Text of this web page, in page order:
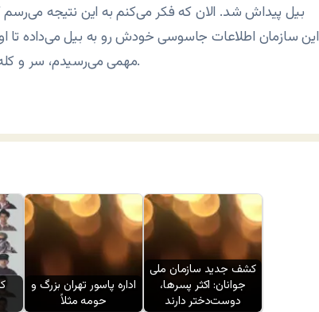
بیل پیداش شد. الان که فکر می‌کنم به این نتیجه می‌رسم
این سازمان اطلاعات جاسوسی خودش رو به بیل می‌داده تا
مهمی‌ می‌رسیدم، سر و کله بیل پیدا می‌شد. احتمالاً آمار منو سیا بهش می‌داده.
اداره پاسور تهران بزرگ و
حومه مثلاً
کشف جدید سازمان ملی
جوانان: اکثر پسرها،
دوست‌دختر دارند